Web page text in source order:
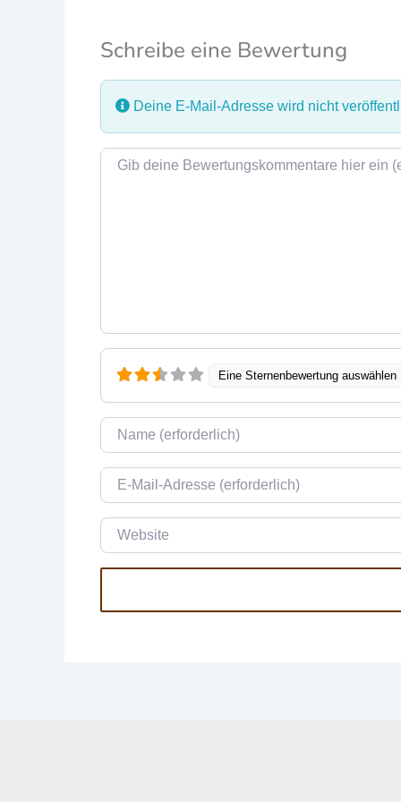
Schreibe eine Bewertung
Deine E-Mail-Adresse wird nicht
Rezensionstext
Eine Sternenbewertung auswählen
Name
E-Mail
Website